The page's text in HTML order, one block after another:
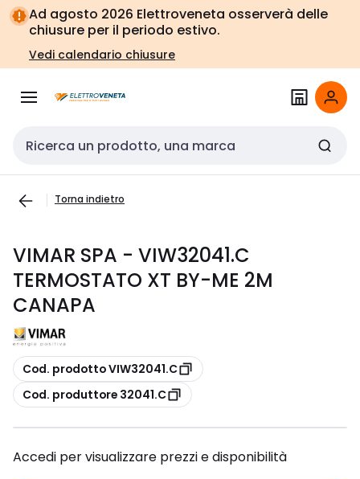
Vai alla
navigazione
Vai
alla
pagina
Ad agosto 2026 Elettroveneta osserverà delle
chiusure per il periodo estivo.
Vedi calendario chiusure
Cerca input
Torna indietro
VIMAR SPA - VIW32041.C
TERMOSTATO XT BY-ME 2M
CANAPA
copia
Cod. prodotto VIW32041.C
copia
Cod. produttore 32041.C
Accedi per visualizzare prezzi e disponibilità